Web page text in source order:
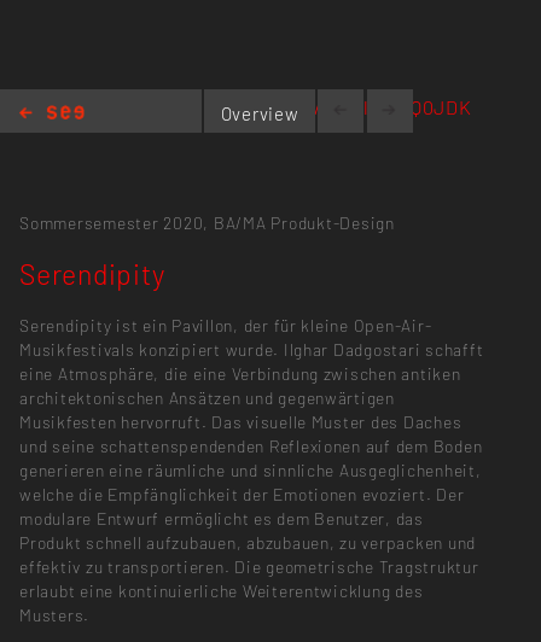
Overviewhttps://bit.ly/2OQ0JDK
Sommersemester 2020, BA/MA Produkt-Design
Serendipity
Serendipity ist ein Pavillon, der für kleine Open-Air-
Musikfestivals konzipiert wurde. Ilghar Dadgostari schafft
eine Atmosphäre, die eine Verbindung zwischen antiken
architektonischen Ansätzen und gegenwärtigen
Musikfesten hervorruft. Das visuelle Muster des Daches
und seine schattenspendenden Reflexionen auf dem Boden
generieren eine räumliche und sinnliche Ausgeglichenheit,
welche die Empfänglichkeit der Emotionen evoziert. Der
modulare Entwurf ermöglicht es dem Benutzer, das
Produkt schnell aufzubauen, abzubauen, zu verpacken und
effektiv zu transportieren. Die geometrische Tragstruktur
erlaubt eine kontinuierliche Weiterentwicklung des
Musters.